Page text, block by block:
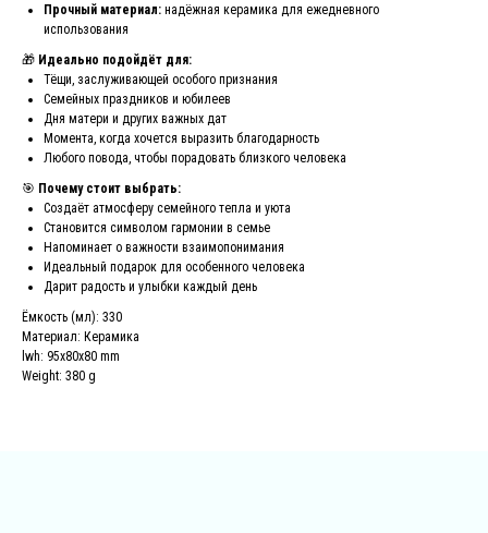
Прочный материал: надёжная керамика для ежедневного
использования
🎁 Идеально подойдёт для:
Тёщи, заслуживающей особого признания
Семейных праздников и юбилеев
Дня матери и других важных дат
Момента, когда хочется выразить благодарность
Любого повода, чтобы порадовать близкого человека
🎯 Почему стоит выбрать:
Создаёт атмосферу семейного тепла и уюта
Становится символом гармонии в семье
Напоминает о важности взаимопонимания
Идеальный подарок для особенного человека
Дарит радость и улыбки каждый день
Ёмкость (мл): 330
Материал: Керамика
lwh: 95x80x80 mm
Weight: 380 g